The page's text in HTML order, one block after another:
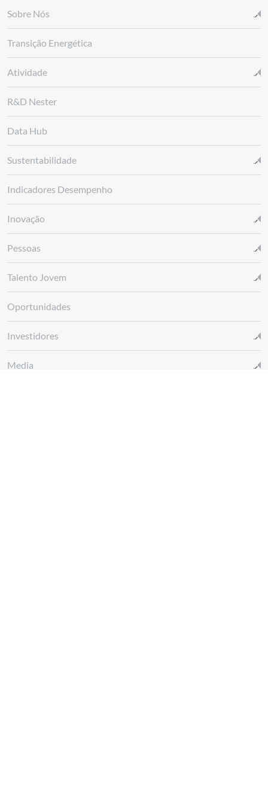
Sobre Nós
Transição Energética
Atividade
R&D Nester
Data Hub
Sustentabilidade
Indicadores Desempenho
Inovação
Pessoas
Talento Jovem
Oportunidades
Investidores
Media